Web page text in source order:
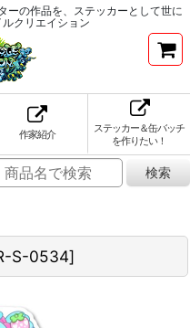
ーの作品を、ステッカーとして世に
クリエイション
作家紹介
ステッカー＆缶バッチ
を作りたい！
S-0534]